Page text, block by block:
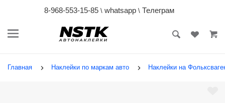
8-968-553-15-85 \ whatsapp\ Телеграм
Главная Наклейки по маркам авто Наклейки на